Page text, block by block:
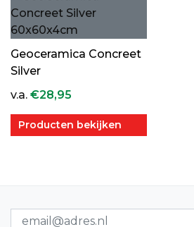
Geoceramica Concreet
Silver
v.a. €28,95
Producten bekijken
Nieuwsbrief